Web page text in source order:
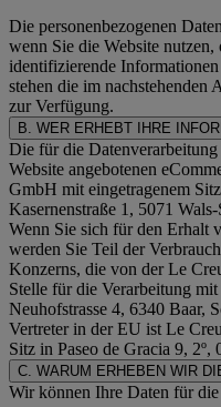
Die personenbezogenen
wenn Sie die Website
identifizierende
stehen die im nachstehenden
zur Verfügung.
B. WER ERHEBT IHRE
Die für die
Website angebotenen
GmbH mit eingetragenem
Kasernenstraße 1, 5071
Wenn Sie sich für den Erhalt
werden Sie Teil der
Konzerns, die von der Le
Stelle für die Verarbeitung
Neuhofstrasse 4, 6340 Baar,
Vertreter in der EU ist Le
Sitz in Paseo de Gracia 9, 2º,
C. WARUM ERHEBEN WIR
Wir können Ihre Daten für